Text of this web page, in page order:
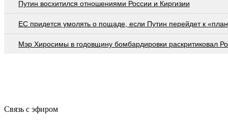
Путин восхитился отношениями России и Киргизии
EC придется умолять о пощаде, если Путин перейдет к
Мэр Хиросимы в годовщину бомбардировки раскритиковал
Связь с эфиром